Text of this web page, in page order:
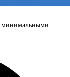
минимальными